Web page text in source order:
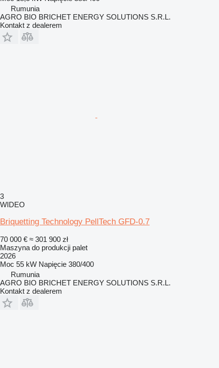
Rumunia
AGRO BIO BRICHET ENERGY SOLUTIONS S.R.L.
Kontakt z dealerem
3
WIDEO
Briquetting Technology PellTech GFD-0.7
70 000 € ≈ 301 900 zł
Maszyna do produkcji palet
2026
Moc 55 kW Napięcie 380/400
Rumunia
AGRO BIO BRICHET ENERGY SOLUTIONS S.R.L.
Kontakt z dealerem